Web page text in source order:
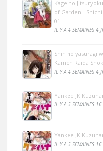
Kage no
of Garden -
01
IL Y A 4 SEMAINES 4
Shin no yasuragi
Kamen Raida
IL Y A 4 SEMAINES 4
Yankee JK
IL Y A 5 SEMAINES 16
Yankee JK
IL Y A 5 SEMAINES 16